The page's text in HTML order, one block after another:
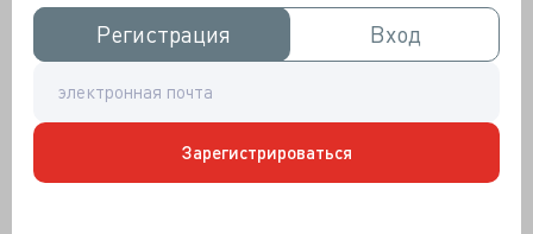
Регистрация
Регистрация Вход
Вход
Зарегистрироваться
являетсяодной из эталонных в мире
», - министр
поделилась своей уверенностью с делегатами Х
глобальность, то министр права: «<…> у нас 75 тысяч
объектов в системе здравоохранения, сколько людей
работают в системе — 2,5 миллиона только